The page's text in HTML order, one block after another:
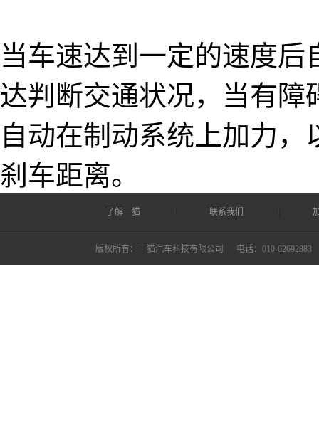
当车速达到一定的速度
达判断交通状况，当有障
自动在制动系统上加力
刹车距离。
了解一猫 联系我们
版权所有：一猫汽车科技有限公司 电话：010-